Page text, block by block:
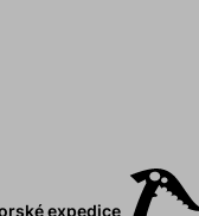
expedice